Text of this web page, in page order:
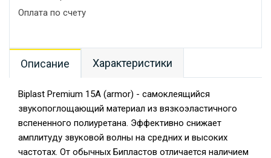
Оплата по счету
Описание Характеристики
Biplast Premium 15A (armor) - самоклеящийся
звукопоглощающий материал из вязкоэластичного
вспененного полиуретана. Эффективно снижает
амплитуду звуковой волны на средних и высоких
частотах. От обычных Бипластов отличается наличием